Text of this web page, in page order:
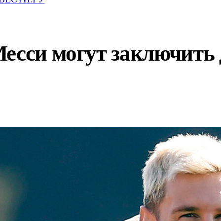
могут заключить